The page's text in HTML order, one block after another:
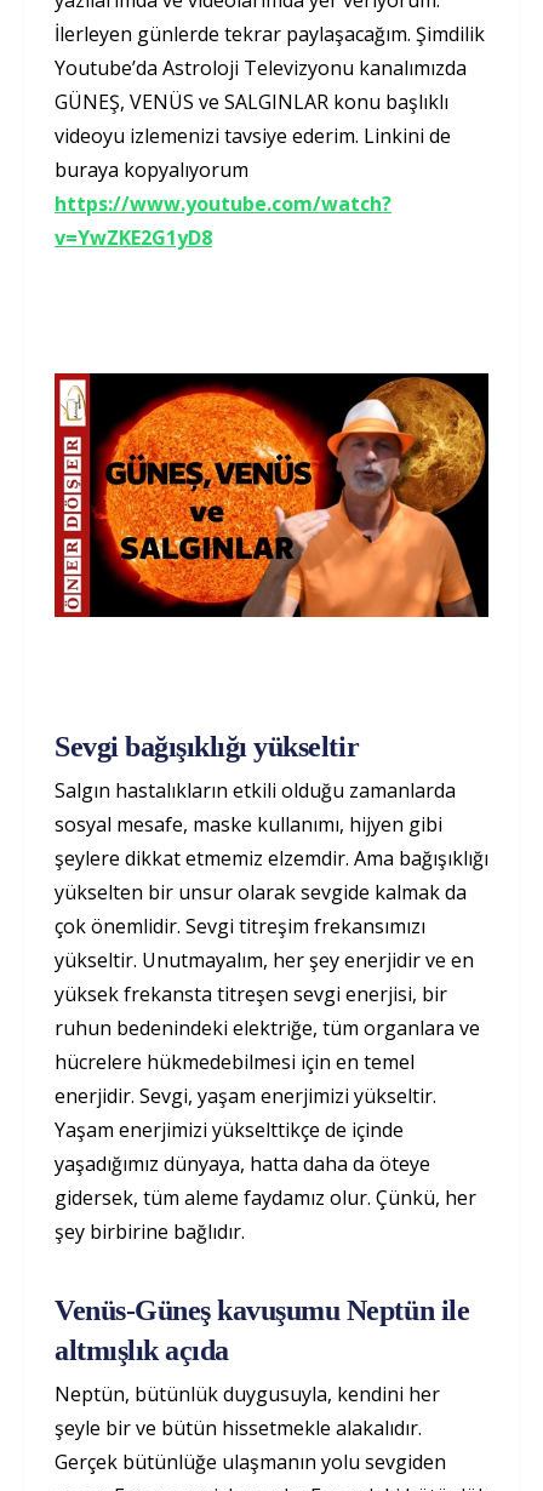
İlerleyen günlerde tekrar paylaşacağım. Şimdilik
Youtube’da Astroloji Televizyonu kanalımızda
GÜNEŞ, VENÜS ve SALGINLAR konu başlıklı
videoyu izlemenizi tavsiye ederim. Linkini de
buraya kopyalıyorum
https://www.youtube.com/watch?
v=YwZKE2G1yD8
Sevgi bağışıklığı yükseltir
Salgın hastalıkların etkili olduğu zamanlarda
sosyal mesafe, maske kullanımı, hijyen gibi
şeylere dikkat etmemiz elzemdir. Ama bağışıklığı
yükselten bir unsur olarak sevgide kalmak da
çok önemlidir. Sevgi titreşim frekansımızı
yükseltir. Unutmayalım, her şey enerjidir ve en
yüksek frekansta titreşen sevgi enerjisi, bir
ruhun bedenindeki elektriğe, tüm organlara ve
hücrelere hükmedebilmesi için en temel
enerjidir. Sevgi, yaşam enerjimizi yükseltir.
Yaşam enerjimizi yükselttikçe de içinde
yaşadığımız dünyaya, hatta daha da öteye
gidersek, tüm aleme faydamız olur. Çünkü, her
şey birbirine bağlıdır.
Venüs-Güneş kavuşumu Neptün ile
altmışlık açıda
Neptün, bütünlük duygusuyla, kendini her
şeyle bir ve bütün hissetmekle alakalıdır.
Gerçek bütünlüğe ulaşmanın yolu sevgiden